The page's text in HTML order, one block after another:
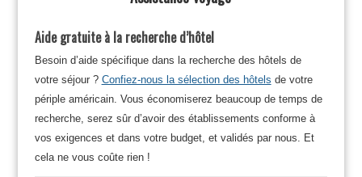
Aide gratuite à la recherche d’hôtel
Besoin d’aide spécifique dans la recherche des hôtels de
votre séjour ? Confiez-nous la sélection des hôtels de votre
périple américain. Vous économiserez beaucoup de temps de
recherche, serez sûr d’avoir des établissements conforme à
vos exigences et dans votre budget, et validés par nous. Et
cela ne vous coûte rien !